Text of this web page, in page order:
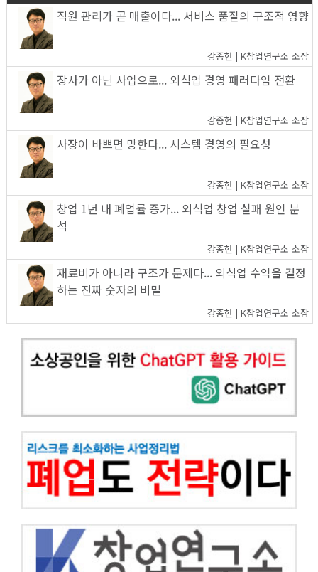
직원 관리가 곧 매출이다... 서비스 품질의 구조적 영향
강종헌 | K창업연구소 소장
장사가 아닌 사업으로... 외식업 경영 패러다임 전환
강종헌 | K창업연구소 소장
사장이 바쁘면 망한다... 시스템 경영의 필요성
강종헌 | K창업연구소 소장
창업 1년 내 폐업률 증가... 외식업 창업 실패 원인 분
석
강종헌 | K창업연구소 소장
재료비가 아니라 구조가 문제다... 외식업 수익을 결정
하는 진짜 숫자의 비밀
강종헌 | K창업연구소 소장